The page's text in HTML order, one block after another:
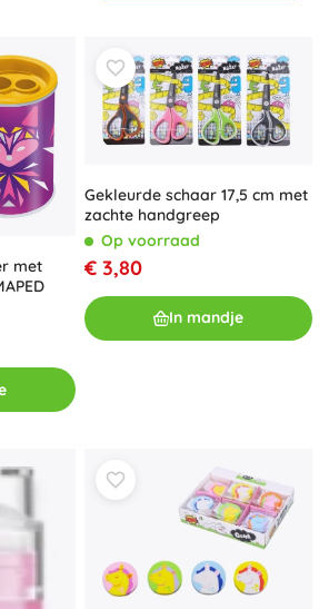
met
Gekleurde schaar 17,5 cm met
zachte handgreep
Op voorraad
€ 3,80
In mandje